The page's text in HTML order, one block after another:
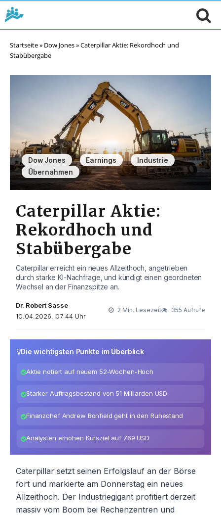
Startseite» Dow Jones»Caterpillar Aktie: Rekordhoch und
Stabübergabe
Dow Jones , Earnings , Industrie ,
Übernahmen
Caterpillar Aktie:
Rekordhoch und
Stabübergabe
Caterpillar erreicht ein neues Allzeithoch, angetrieben
durch starke KI-Nachfrage, und kündigt einen geordneten
Wechsel an der Finanzspitze an.
Dr. Robert Sasse
10.04.2026, 07:44 Uhr
2 Min. Lesezeit 355 Aufrufe
Die wichtigsten Punkte im Überblick
Aktie notiert auf neuem 52-Wochen-Hoch
Starker Auftragsbestand von 51 Milliarden USD
Finanzchef Andrew Bonfield geht in den Ruhestand
Analysten erhöhen Kursziel auf 769 USD
Caterpillar setzt seinen Erfolgslauf an der Börse
fort und markierte am Donnerstag ein neues
Allzeithoch. Der Industriegigant profitiert derzeit
massiv vom Boom bei Rechenzentren und